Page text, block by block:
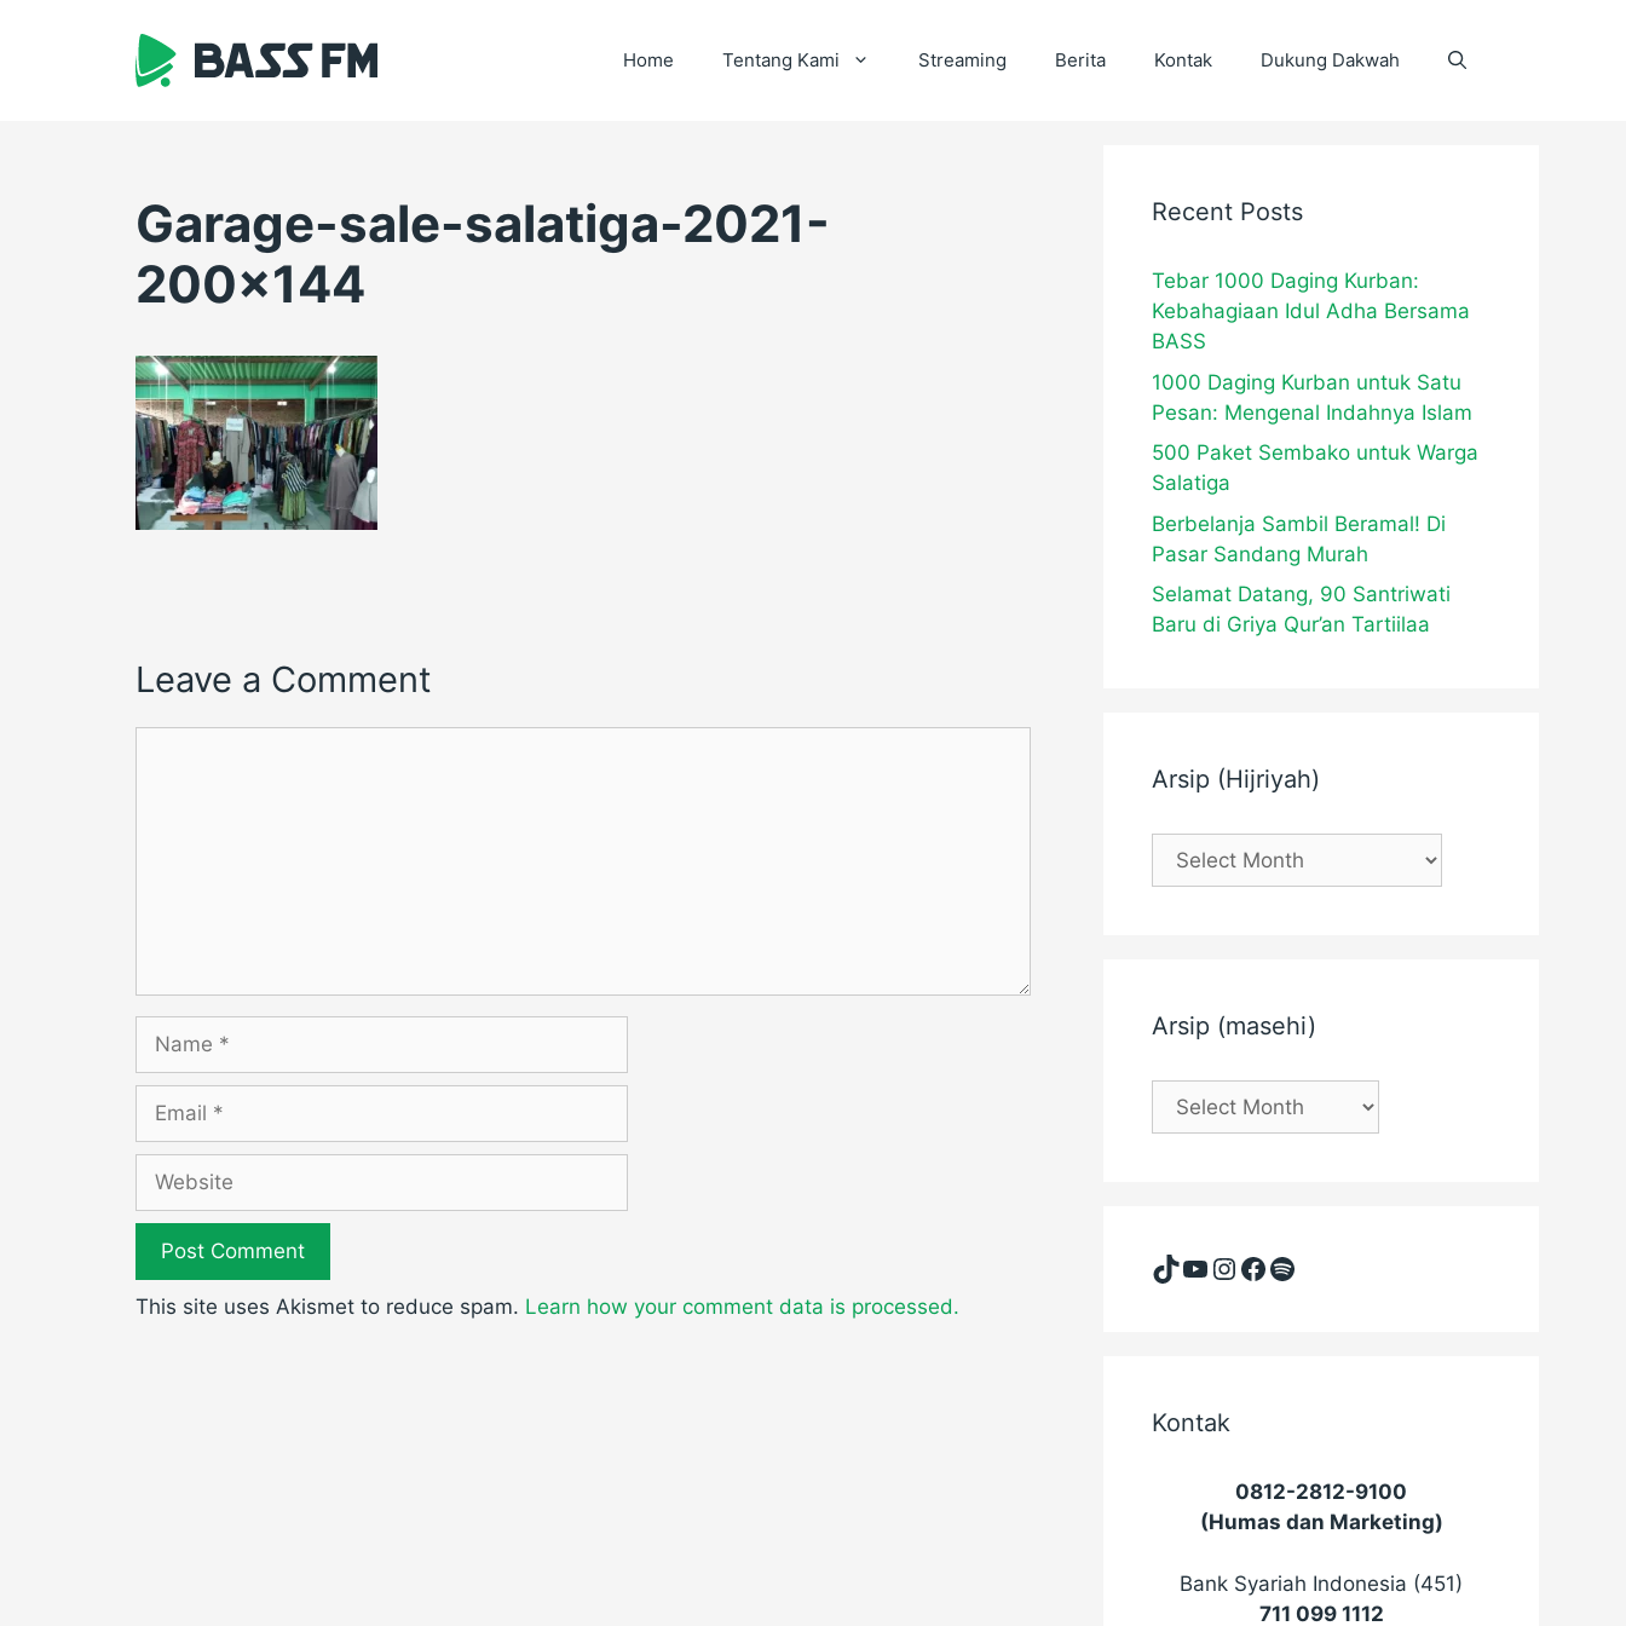
Home Tentang Kami Streaming Berita Kontak Dukung Dakwah
Garage-sale-salatiga-2021-
200×144
Leave a Comment
Name
Email
Website
This site uses Akismet to reduce spam. Learn how your comment data is processed.
Recent Posts
Tebar 1000 Daging Kurban:
Kebahagiaan Idul Adha Bersama
BASS
1000 Daging Kurban untuk Satu
Pesan: Mengenal Indahnya Islam
500 Paket Sembako untuk Warga
Salatiga
Berbelanja Sambil Beramal! Di
Pasar Sandang Murah
Selamat Datang, 90 Santriwati
Baru di Griya Qur’an Tartiilaa
Arsip (Hijriyah)
Arsip
Arsip (masehi)
Arsip
TikTok
YouTube
Instagram
Facebook
Spotify
Kontak
0812-2812-9100
(Humas dan Marketing)
Bank Syariah Indonesia (451)
711 099 1112